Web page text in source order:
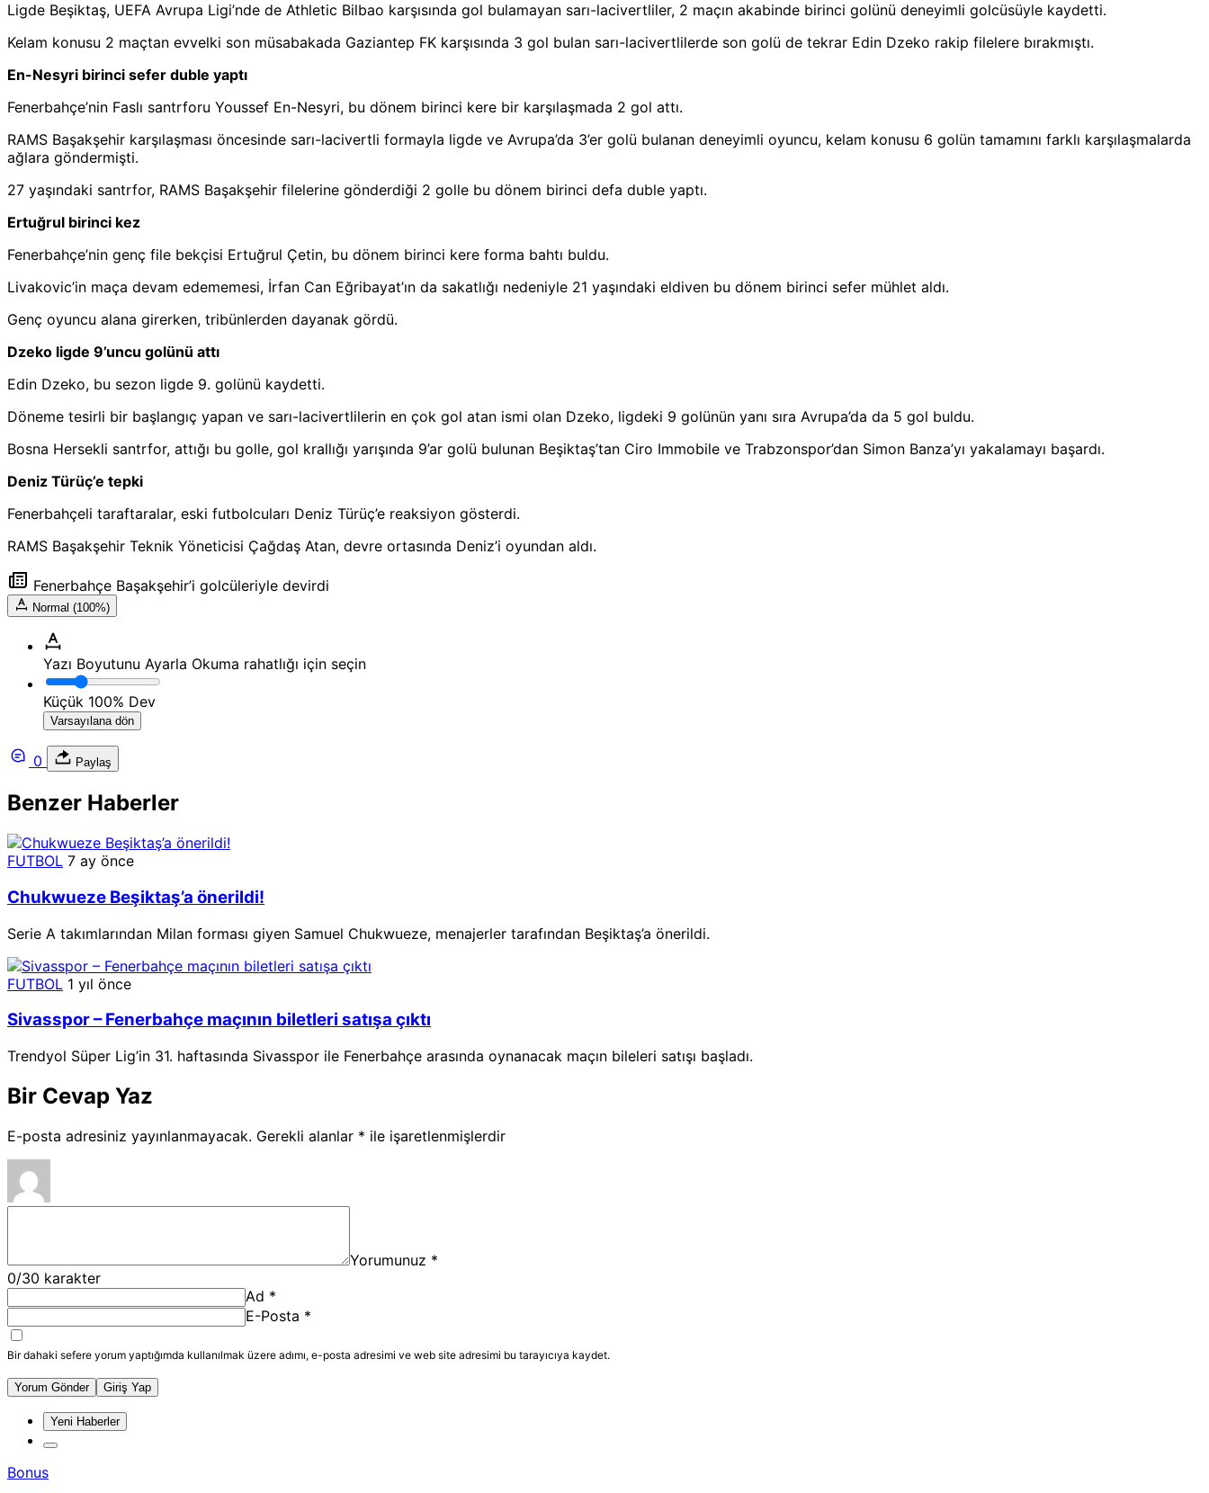
Ligde Beşiktaş, UEFA Avrupa Ligi’nde de Athletic Bilbao karşısında gol bulamayan sarı-lacivertliler, 2 maçın akabinde birinci golünü deneyimli golcüsüyle kaydetti.
Kelam konusu 2 maçtan evvelki son müsabakada Gaziantep FK karşısında 3 gol bulan sarı-lacivertlilerde son golü de tekrar Edin Dzeko rakip filelere bırakmıştı.
En-Nesyri birinci sefer duble yaptı
Fenerbahçe’nin Faslı santrforu Youssef En-Nesyri, bu dönem birinci kere bir karşılaşmada 2 gol attı.
RAMS Başakşehir karşılaşması öncesinde sarı-lacivertli formayla ligde ve Avrupa’da 3’er golü bulanan deneyimli oyuncu, kelam konusu 6 golün tamamını farklı karşılaşmalarda
ağlara göndermişti.
27 yaşındaki santrfor, RAMS Başakşehir filelerine gönderdiği 2 golle bu dönem birinci defa duble yaptı.
Ertuğrul birinci kez
Fenerbahçe’nin genç file bekçisi Ertuğrul Çetin, bu dönem birinci kere forma bahtı buldu.
Livakovic’in maça devam edememesi, İrfan Can Eğribayat’ın da sakatlığı nedeniyle 21 yaşındaki eldiven bu dönem birinci sefer mühlet aldı.
Genç oyuncu alana girerken, tribünlerden dayanak gördü.
Dzeko ligde 9’uncu golünü attı
Edin Dzeko, bu sezon ligde 9. golünü kaydetti.
Döneme tesirli bir başlangıç yapan ve sarı-lacivertlilerin en çok gol atan ismi olan Dzeko, ligdeki 9 golünün yanı sıra Avrupa’da da 5 gol buldu.
Bosna Hersekli santrfor, attığı bu golle, gol krallığı yarışında 9’ar golü bulunan Beşiktaş’tan Ciro Immobile ve Trabzonspor’dan Simon Banza’yı yakalamayı başardı.
Deniz Türüç’e tepki
Fenerbahçeli taraftaralar, eski futbolcuları Deniz Türüç’e reaksiyon gösterdi.
RAMS Başakşehir Teknik Yöneticisi Çağdaş Atan, devre ortasında Deniz’i oyundan aldı.
Fenerbahçe Başakşehir’i golcüleriyle devirdi
Normal (100%)
Yazı Boyutunu Ayarla Okuma rahatlığı için seçin
Küçük 100% Dev
Varsayılana dön
0 Paylaş
Benzer Haberler
FUTBOL 7 ay önce
Chukwueze Beşiktaş’a önerildi!
Serie A takımlarından Milan forması giyen Samuel Chukwueze, menajerler tarafından Beşiktaş’a önerildi.
FUTBOL 1 yıl önce
Sivasspor – Fenerbahçe maçının biletleri satışa çıktı
Trendyol Süper Lig’in 31. haftasında Sivasspor ile Fenerbahçe arasında oynanacak maçın bileleri satışı başladı.
Bir Cevap Yaz
E-posta adresiniz yayınlanmayacak. Gerekli alanlar * ile işaretlenmişlerdir
Yorumunuz *
0/30 karakter
Ad *
E-Posta *
Bir dahaki sefere yorum yaptığımda kullanılmak üzere adımı, e-posta adresimi ve web site adresimi bu tarayıcıya kaydet.
Yorum Gönder Giriş Yap
Yeni Haberler
Bonus